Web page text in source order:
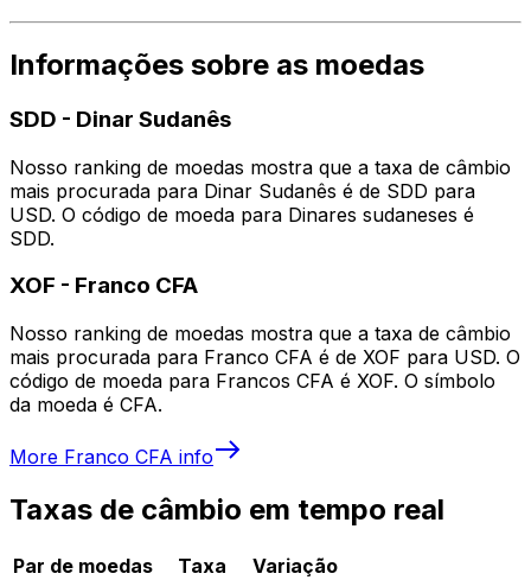
Informações sobre as moedas
SDD - Dinar Sudanês
Nosso ranking de moedas mostra que a taxa de câmbio
mais procurada para Dinar Sudanês é de SDD para
USD. O código de moeda para Dinares sudaneses é
SDD.
XOF - Franco CFA
Nosso ranking de moedas mostra que a taxa de câmbio
mais procurada para Franco CFA é de XOF para USD. O
código de moeda para Francos CFA é XOF. O símbolo
da moeda é CFA.
More Franco CFA info
Taxas de câmbio em tempo real
Par de moedas Taxa
Variação